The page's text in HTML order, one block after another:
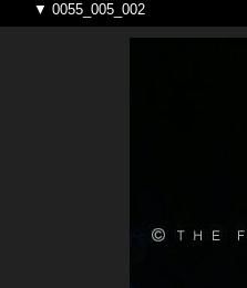
▼ 0055_005_002